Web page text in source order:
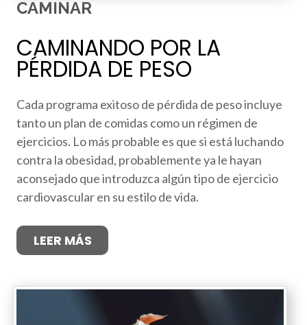
CAMINAR
CAMINANDO POR LA
PÉRDIDA DE PESO
Cada programa exitoso de pérdida de peso incluye
tanto un plan de comidas como un régimen de
ejercicios. Lo más probable es que si está luchando
contra la obesidad, probablemente ya le hayan
aconsejado que introduzca algún tipo de ejercicio
cardiovascular en su estilo de vida.
LEER MÁS